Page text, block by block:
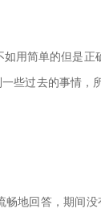
用简单的但是
些过去的事情 ，
地回答，期间